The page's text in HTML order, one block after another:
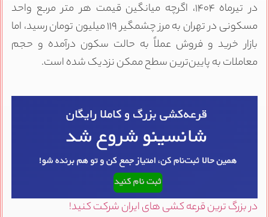
در تیرماه ۱۴۰۴، اگرچه میانگین قیمت هر متر مربع واحد
مسکونی در تهران به مرز چشمگیر ۱۱۹ میلیون تومان رسید، اما
بازار خرید و فروش عملاً به حالت سکون درآمده و حجم
معاملات به پایین‌ترین سطح ممکن نزدیک شده است.
در بزرگ ترین قرعه کشی های ایران شرکت کنید!